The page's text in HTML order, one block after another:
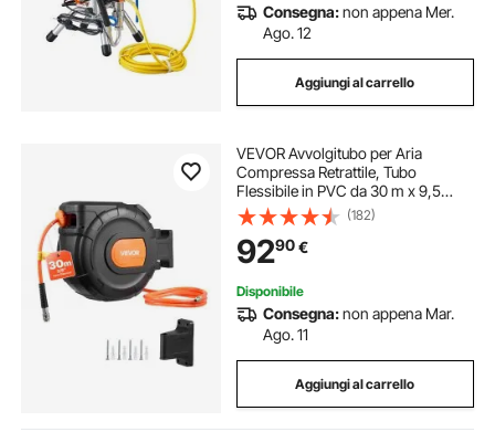
Consegna:non appena Mer.
Ago. 12
Aggiungi al carrello
VEVOR Avvolgitubo per Aria
Compressa Retrattile, Tubo
Flessibile in PVC da 30 m x 9,5
mm, Massimo 300 PSI, con
Riavvolgimento Automatico e Cavo
da 2 m, Montaggio a Parete
Girevole per Garage
(182)
9290€
Disponibile
Consegna:non appena Mar.
Ago. 11
Aggiungi al carrello